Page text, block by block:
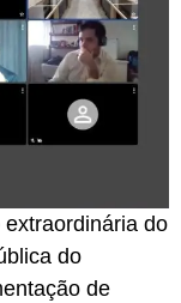
do
do
de